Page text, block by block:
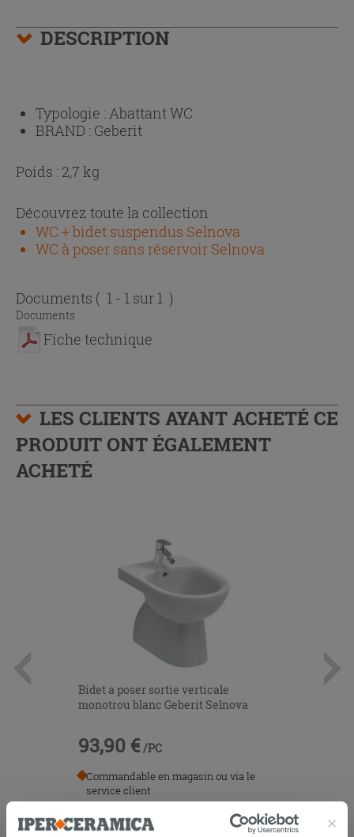
DESCRIPTION
Typologie :Abattant WC
BRAND : Geberit
Poids : 2,7 kg
Découvrez toute la collection
WC + bidet suspendus Selnova
WC à poser sans réservoir Selnova
Documents ( 1 - 1 sur 1 )
Documents
Fiche technique
LES CLIENTS AYANT ACHETÉ CE
PRODUIT ONT ÉGALEMENT
ACHETÉ
Bidet a poser sortie verticale
monotrou blanc Geberit Selnova
93,90 € /PC
Commandable en magasin ou via le
service client